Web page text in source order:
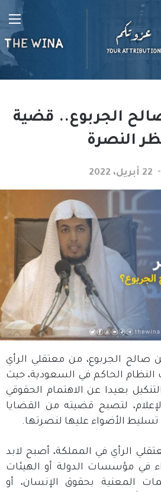
الجربوع.. قضية
النصرة
22 أبريل، 2022
الجربوع، من معتقلي الرأي
الحاكم في السعودية، حيث
بعيدا عن الاهتمام الحقوقي
لتصبح قضيته من القضايا
الأضواء عليها لنصرتها.
الرأي في المملكة، أصبح لابد
في مؤسسات الدولة أو الهيئات
المعنية بحقوق الإنسان، أو